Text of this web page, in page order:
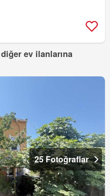
ev ilanlarına
25 Fotoğraflar